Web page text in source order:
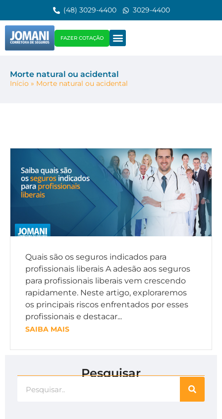
(48) 3029-4400 3029-4400
FAZER COTAÇÃO
Morte natural ou acidental
Início » Morte natural ou acidental
Quais são os seguros indicados para
profissionais liberais A adesão aos seguros
para profissionais liberais vem crescendo
rapidamente. Neste artigo, exploraremos
os principais riscos enfrentados por esses
profissionais e destacar...
SAIBA MAIS
Pesquisar